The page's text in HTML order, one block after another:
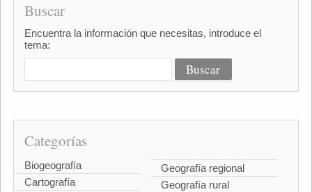
Buscar
Encuentra la información que necesitas, introduce el
tema:
Categorías
Biogeografía
Cartografía
Geografía regional
Geografía rural